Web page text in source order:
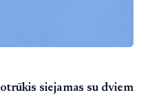
siejamas su dviem